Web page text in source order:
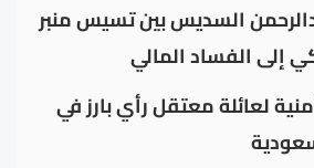
السديس بين تسيس منبر
إلى الفساد المالي
لعائلة معتقل رأي بارز في